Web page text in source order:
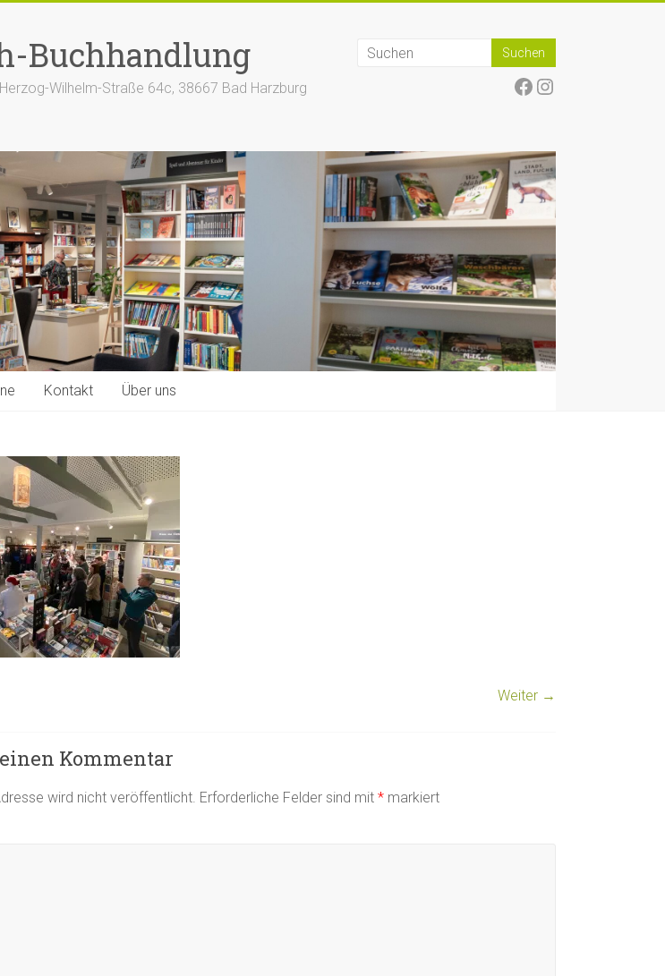
Buchhandlung
Wilhelm-Straße 64c, 38667 Bad Harzburg Facebook
Instagram
Kontakt Über uns
Weiter →
Kommentar
wird nicht veröffentlicht. Erforderliche Felder sind mit * markiert